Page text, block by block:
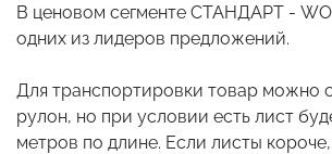
В ценовом сегменте СТАНДАРТ -
одних из лидеров предложений.
Для транспортировки товар можно
рулон, но при условии есть лист
метров по длине. Если листы короче,